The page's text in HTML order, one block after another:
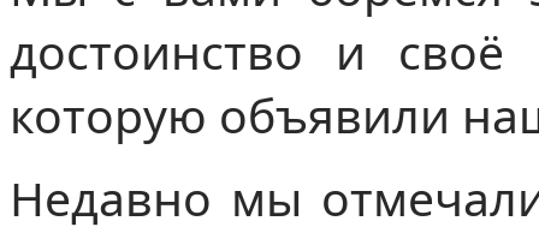
достоинство и
которую объявили
Недавно мы